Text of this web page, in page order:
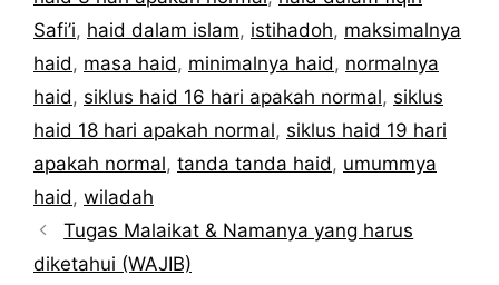
Safi’i, haid dalam islam, istihadoh, maksimalnya
haid, masa haid, minimalnya haid, normalnya
haid, siklus haid 16 hari apakah normal, siklus
haid 18 hari apakah normal, siklus haid 19 hari
apakah normal, tanda tanda haid, umummya
haid, wiladah
Tugas Malaikat & Namanya yang harus
diketahui (WAJIB)